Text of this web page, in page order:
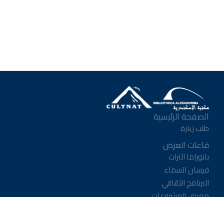
الصفحة الرئيسية
طلب زيارة
قاعات العرض
بانوراما التراث
فرسان السماء
البرنامج الثقافي